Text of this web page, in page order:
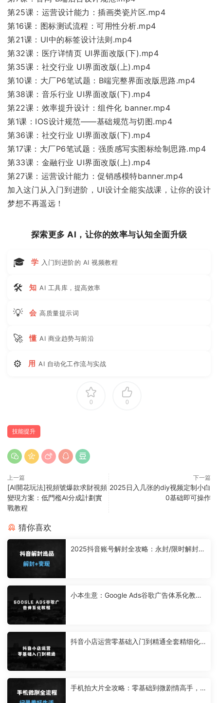
第25课：运营设计能力：插画类瓷片区.mp4
第16课：图标测试流程：可用性分析.mp4
第21课：UI中的标签设计法则.mp4
第32课：医疗详情页 UI界面改版(下).mp4
第35课：社交行业 UI界面改版(上).mp4
第10课：大厂P6笔试题：B端完整界面改版思路.mp4
第38课：音乐行业 UI界面改版(下).mp4
第22课：效率提升设计：组件化 banner.mp4
第1课：IOS设计规范——基础规范与切图.mp4
第36课：社交行业 UI界面改版(下).mp4
第17课：大厂P6笔试题：强质感写实图标绘制思路.mp4
第33课：金融行业 UI界面改版(上).mp4
第27课：运营设计能力：促销感模特banner.mp4
加入这门从入门到进阶，UI设计全能实战课，让你的设计
梦想不再遥远！
探索更多 AI，让你的效率与认知全面升级
🎓 学 入门到进阶的 AI 视频教程
🛠 知 AI 工具库，提高效率
💡 会 高质量提示词
🚀 懂 AI 商业趋势与前沿
⚙ 用 AI 自动化工作流与实战
0 0
技能提升
上一篇
[AI開花玩法]視頻號爆款求財視頻
變現方案：低門檻AI分成計劃實
戰教程
下一篇
2025日入几张的diy视频定制小白
0基础即可操作
猜你喜欢
2025抖音账号解封全攻略：永封/限时解封
小本生意：Google Ads谷歌广告体系化教
抖音小店运营零基础入门到精通全套精细化
手机拍大片全攻略：零基础到微剧情高手，